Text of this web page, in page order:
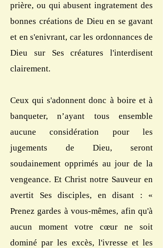
prière, ou qui abusent ingratement des
bonnes créations de Dieu en se gavant
et en s'enivrant, car les ordonnances de
Dieu sur Ses créatures l'interdisent
clairement.
Ceux qui s'adonnent donc à boire et à
banqueter, n’ayant tous ensemble
aucune considération pour les
jugements de Dieu, seront
soudainement opprimés au jour de la
vengeance. Et Christ notre Sauveur en
avertit Ses disciples, en disant : «
Prenez gardes à vous-mêmes, afin qu'à
aucun moment votre cœur ne soit
dominé par les excès, l'ivresse et les